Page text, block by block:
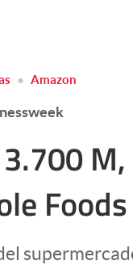
Amazon
Foods